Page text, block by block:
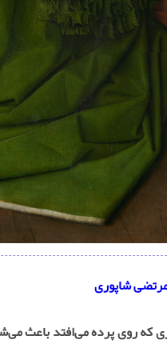
شاپوری
که روی پرده می‌افتد باعث